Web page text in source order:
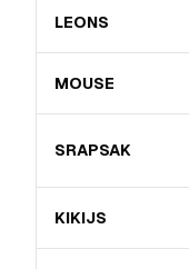
LEONS
MOUSE
SRAPSAK
KIKIJS